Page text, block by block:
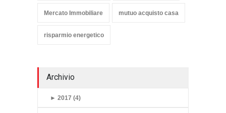
Mercato Immobiliare mutuo acquisto casa
risparmio energetico
Archivio
► 2017 (4)